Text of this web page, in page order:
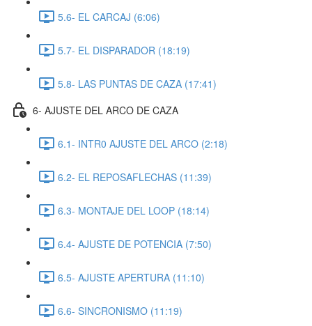
5.6- EL CARCAJ (6:06)
5.7- EL DISPARADOR (18:19)
5.8- LAS PUNTAS DE CAZA (17:41)
6- AJUSTE DEL ARCO DE CAZA
6.1- INTR0 AJUSTE DEL ARCO (2:18)
6.2- EL REPOSAFLECHAS (11:39)
6.3- MONTAJE DEL LOOP (18:14)
6.4- AJUSTE DE POTENCIA (7:50)
6.5- AJUSTE APERTURA (11:10)
6.6- SINCRONISMO (11:19)